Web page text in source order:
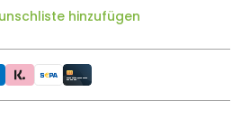
hinzufügen